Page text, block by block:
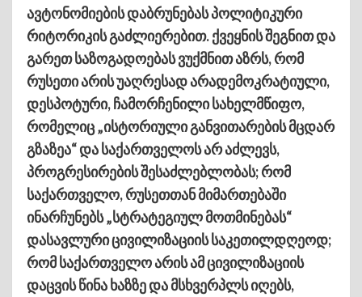
ავტონომიების დაბრუნებას პოლიტიკური
რიტორიკის გაძლიერებით. ქვეყნის შეგნით და
გარეთ საზოგადოებას ვუქმნით აზრს, რომ
რუსეთი არის უაღრესად არადემოკრატიული,
დესპოტური, ჩამორჩენილი სახელმწიფო,
რომელიც „ისტორიული განვითარების მცდარ
გზაზეა“ და საქართველოს არ აძლევს,
პროგრესირების შესაძლებლობას; რომ
საქართველო, რუსეთთან მიმართებაში
ინარჩუნებს „სტრატეგიულ მოთმინებას“
დასავლური ცივილიზაციის საკეთილდღეოდ;
რომ საქართველო არის ამ ცივილიზაციის
დაცვის წინა ხაზზე და მსხვერპლს იღებს,